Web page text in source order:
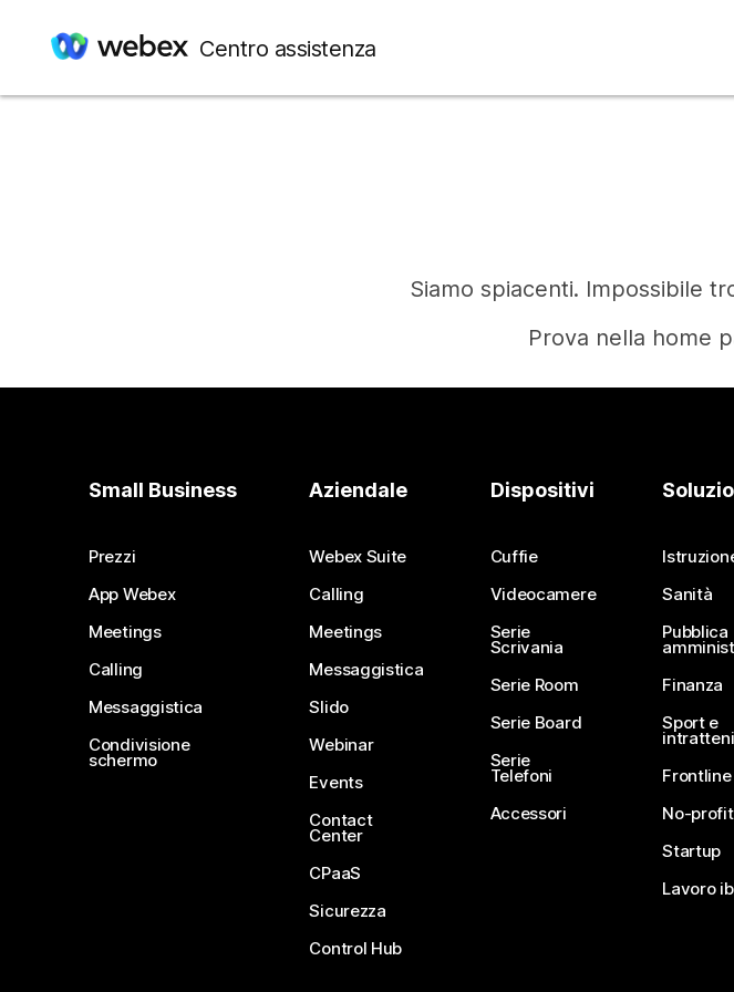
Centro assistenza
Siamo spiacenti. Impossibile
Prova nella home
Occorre
Invia
Small Business
Prezzi
App Webex
Meetings
Calling
Messaggistica
Condivisione
schermo
Aziendale
Webex Suite
Calling
Meetings
Messaggistica
Slido
Webinar
Events
Contact
Center
CPaaS
Sicurezza
Control Hub
Dispositivi
Cuffie
Videocamere
Serie
Scrivania
Serie Room
Serie Board
Serie
Telefoni
Accessori
Sanità
Pubblica
Finanza
Sport e
Frontline
No-profit
Startup
Lavoro